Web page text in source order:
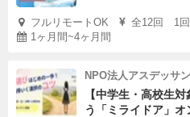
フルリモートOK
全12回 1回
1ヶ月間~4ヶ月間
NPO法人アスデッサン
【中学生・高校生
う「ミライドア」